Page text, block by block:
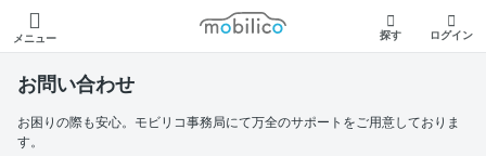
メニュー
モビリコ
探す ログイン
お問い合わせ
お困りの際も安心。モビリコ事務局にて万全のサポートをご用意しておりま
す。